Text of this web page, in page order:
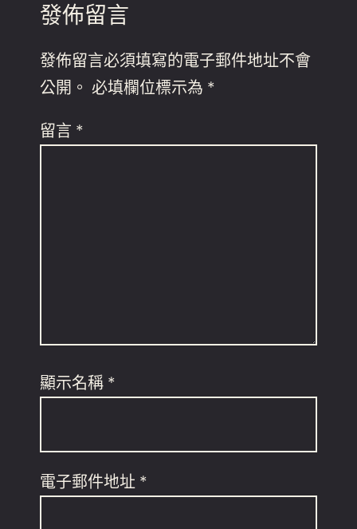
發佈留言
發佈留言必須填寫的電子郵件地址不會
公開。 必填欄位標示為 *
留言 *
顯示名稱 *
電子郵件地址 *